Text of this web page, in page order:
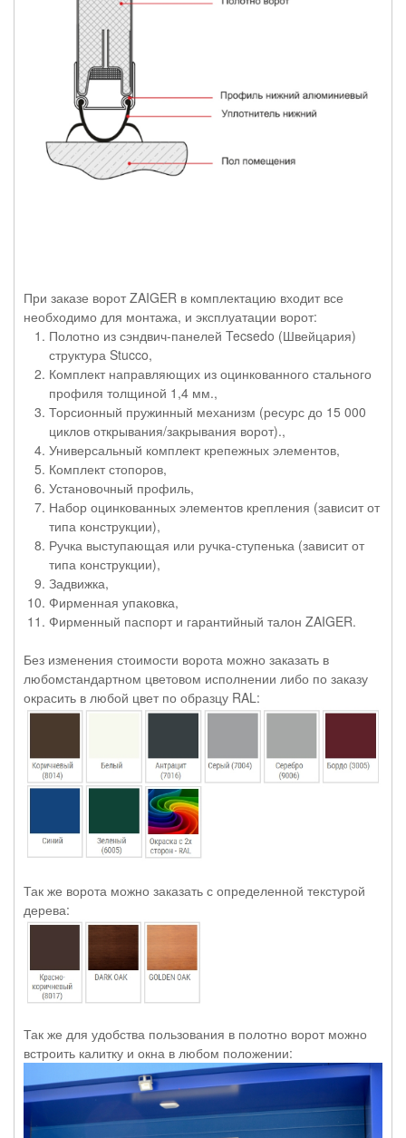
При заказе ворот ZAIGER в комплектацию входит все
необходимо для монтажа, и эксплуатации ворот:
Полотно из сэндвич-панелей Tecsedo (Швейцария)
структура Stucco,
Комплект направляющих из оцинкованного стального
профиля толщиной 1,4 мм.,
Торсионный пружинный механизм (ресурс до 15 000
циклов открывания/закрывания ворот).,
Универсальный комплект крепежных элементов,
Комплект стопоров,
Установочный профиль,
Набор оцинкованных элементов крепления (зависит от
типа конструкции),
Ручка выступающая или ручка-ступенька (зависит от
типа конструкции),
Задвижка,
Фирменная упаковка,
Фирменный паспорт и гарантийный талон ZAIGER.
Без изменения стоимости ворота можно заказать в
любомстандартном цветовом исполнении либо по заказу
окрасить в любой цвет по образцу RAL:
Так же ворота можно заказать с определенной текстурой
дерева:
Так же для удобства пользования в полотно ворот можно
встроить калитку и окна в любом положении: